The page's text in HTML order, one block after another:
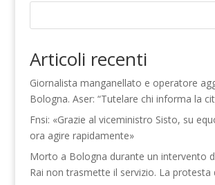
Articoli recenti
Giornalista manganellato e operatore
Bologna. Aser: “Tutelare chi informa la
Fnsi: «Grazie al viceministro Sisto, su
ora agire rapidamente»
Morto a Bologna durante un intervento
Rai non trasmette il servizio. La protesta